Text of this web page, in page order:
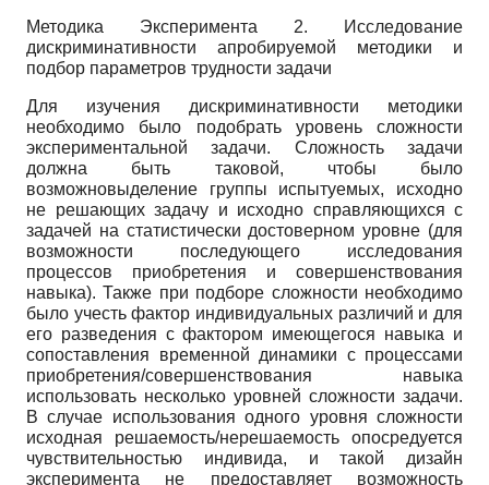
Методика Эксперимента 2. Исследование
дискриминативности апробируемой методики и
подбор параметров трудности задачи
Для изучения дискриминативности методики
необходимо было подобрать уровень сложности
экспериментальной задачи. Сложность задачи
должна быть таковой, чтобы было
возможновыделение группы испытуемых, исходно
не решающих задачу и исходно справляющихся с
задачей на статистически достоверном уровне (для
возможности последующего исследования
процессов приобретения и совершенствования
навыка). Также при подборе сложности необходимо
было учесть фактор индивидуальных различий и для
его разведения с фактором имеющегося навыка и
сопоставления временной динамики с процессами
приобретения/совершенствования навыка
использовать несколько уровней сложности задачи.
В случае использования одного уровня сложности
исходная решаемость/нерешаемость опосредуется
чувствительностью индивида, и такой дизайн
эксперимента не предоставляет возможность